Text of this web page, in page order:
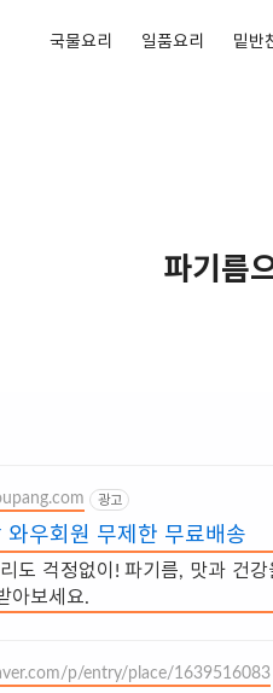
국물요리 일품요리 밑반
파기름
광고
와우회원 무제한 무료배송
도 걱정없이! 파기름, 맛과 건
아보세요.
p/entry/place/1639516083